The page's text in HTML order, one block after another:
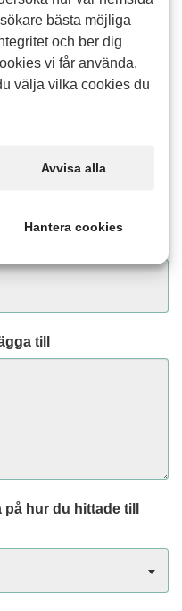
till
hur du hittade till
bästa möjliga
och ber dig
vi får använda.
välja vilka cookies du
Avvisa alla
Hantera cookies